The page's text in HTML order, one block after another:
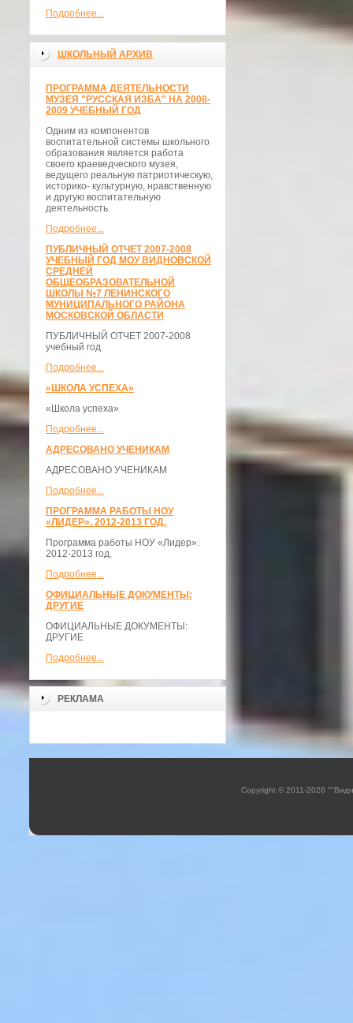
Подробнее...
ШКОЛЬНЫЙ АРХИВ
ПРОГРАММА ДЕЯТЕЛЬНОСТИ
МУЗЕЯ "РУССКАЯ ИЗБА" НА 2008-
2009 УЧЕБНЫЙ ГОД
Одним из компонентов
воспитательной системы школьного
образования является работа
своего краеведческого музея,
ведущего реальную патриотическую,
историко- культурную, нравственную
и другую воспитательную
деятельность.
Подробнее...
ПУБЛИЧНЫЙ ОТЧЕТ 2007-2008
УЧЕБНЫЙ ГОД МОУ ВИДНОВСКОЙ
СРЕДНЕЙ
ОБЩЕОБРАЗОВАТЕЛЬНОЙ
ШКОЛЫ №7 ЛЕНИНСКОГО
МУНИЦИПАЛЬНОГО РАЙОНА
МОСКОВСКОЙ ОБЛАСТИ
ПУБЛИЧНЫЙ ОТЧЕТ 2007-2008
учебный год
Подробнее...
«ШКОЛА УСПЕХА»
«Школа успеха»
Подробнее...
АДРЕСОВАНО УЧЕНИКАМ
АДРЕСОВАНО УЧЕНИКАМ
Подробнее...
ПРОГРАММА РАБОТЫ НОУ
«ЛИДЕР». 2012-2013 ГОД.
Программа работы НОУ «Лидер».
2012-2013 год.
Подробнее...
ОФИЦИАЛЬНЫЕ ДОКУМЕНТЫ:
ДРУГИЕ
ОФИЦИАЛЬНЫЕ ДОКУМЕНТЫ:
ДРУГИЕ
Подробнее...
РЕКЛАМА
Copyright © 2011-2026